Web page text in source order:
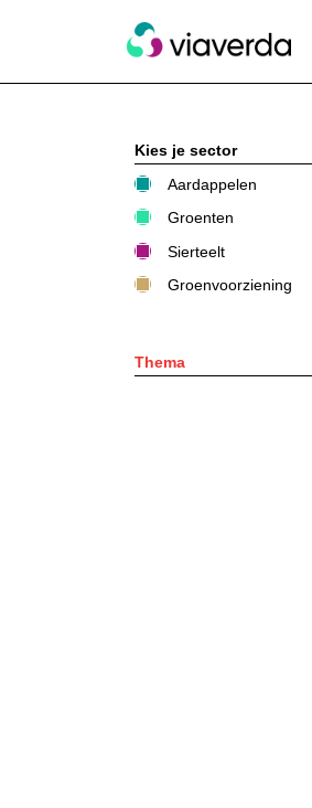
Kies je sector
Aardappelen
Groenten
Sierteelt
Groenvoorziening
Thema